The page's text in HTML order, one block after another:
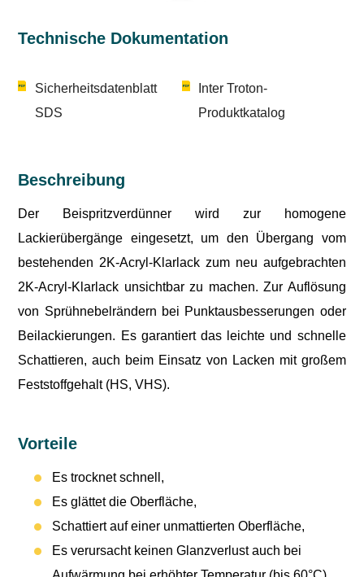
Technische Dokumentation
Sicherheitsdatenblatt
SDS
Inter Troton-
Produktkatalog
Beschreibung
Der Beispritzverdünner wird zur homogene
Lackierübergänge eingesetzt, um den Übergang vom
bestehenden 2K-Acryl-Klarlack zum neu aufgebrachten
2K-Acryl-Klarlack unsichtbar zu machen. Zur Auflösung
von Sprühnebelrändern bei Punktausbesserungen oder
Beilackierungen. Es garantiert das leichte und schnelle
Schattieren, auch beim Einsatz von Lacken mit großem
Feststoffgehalt (HS, VHS).
Vorteile
Es trocknet schnell,
Es glättet die Oberfläche,
Schattiert auf einer unmattierten Oberfläche,
Es verursacht keinen Glanzverlust auch bei